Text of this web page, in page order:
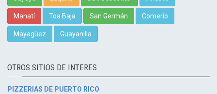
Manatí Toa Baja San Germán Comerío
Mayagüez Guayanilla
OTROS SITIOS DE INTERES
PIZZERIAS DE PUERTO RICO